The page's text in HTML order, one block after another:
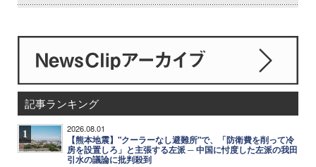
記事ランキング
1 2026.08.01
【熊本地震】"クーラーなし避難所"で、「防衛費を削って冷
房を設置しろ」と主張する左派 ─ 中国に忖度した左派の我田
引水の議論に批判殺到